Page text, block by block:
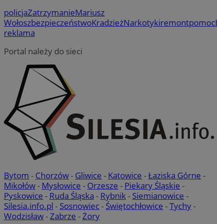
policjaZatrzymanieMariusz
WołoszbezpieczeństwoKradzieżNarkotykiremontpomoc
reklama
Portal należy do sieci
Bytom - Chorzów- Gliwice - Katowice -Łaziska Górne -
Mikołów- Mysłowice - Orzesze - Piekary Śląskie -
Pyskowice - Ruda Śląska - Rybnik- Siemianowice -
Silesia.info.pl - Sosnowiec- Świętochłowice -Tychy-
Wodzisław-Zabrze -Żory